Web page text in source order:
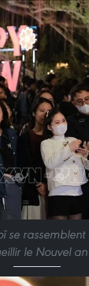
se
le Nouvel